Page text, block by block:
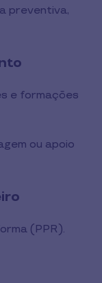
preventiva,
e formações
ou apoio
(PPR).